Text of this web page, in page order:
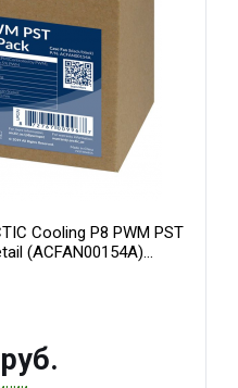
Cooling P8 PWM PST
(ACFAN00154A)